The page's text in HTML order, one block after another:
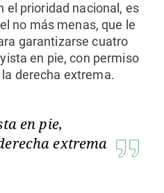
el prioridad nacional, es
no más menas, que le
garantizarse cuatro
en pie, con permiso
derecha extrema.
en pie,
extrema